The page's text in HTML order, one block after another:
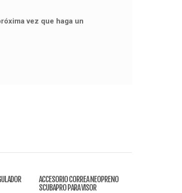
vez que haga un
ACCESORIO CORREA NEOPRENO
SCUBAPRO PARA VISOR